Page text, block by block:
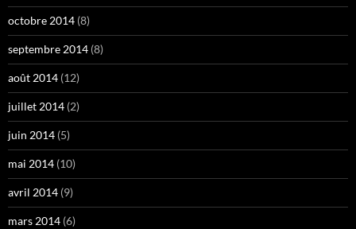
octobre 2014 (8)
septembre 2014 (8)
août 2014 (12)
juillet 2014 (2)
juin 2014 (5)
mai 2014 (10)
avril 2014 (9)
mars 2014 (6)